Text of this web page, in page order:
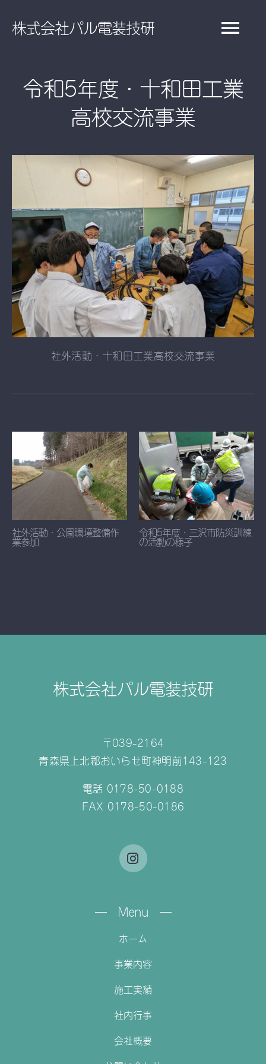
株式会社パル電装技研
事業内容
施工実績
会社概要
お問い合わせ
令和5年度・十和田工業
高校交流事業
社外活動・十和田工業高校交流事業
社外活動・公園環境整備作
業参加
令和5年度・三沢市防災訓練
の活動の様子
株式会社パル電装技研
〒039-2164
青森県上北郡おいらせ町神明前143-123
電話 0178-50-0188
FAX 0178-50-0186
― Menu ―
ホーム
事業内容
施工実績
社内行事
会社概要